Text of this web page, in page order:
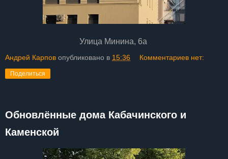
Улица Минина, 6а
Андрей Карпов опубликовано в 15:36 Комментариев нет:
Поделиться
Обновлённые дома Кабачинского и
Каменской